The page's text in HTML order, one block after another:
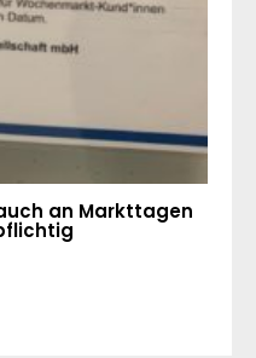
an Markttagen